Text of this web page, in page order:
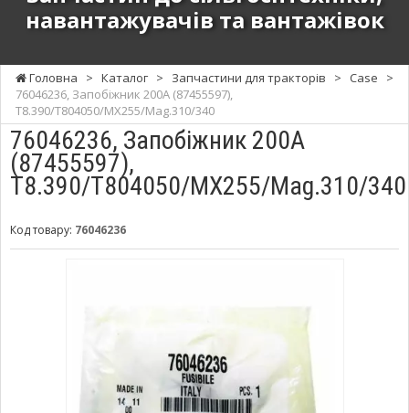
до
сільгосптехніки,
навантажувачів
та
вантажівок
навантажувачів та вантажівок
Головна > Каталог > Запчастини для тракторів > Case
>
76046236, Запобіжник 200A (87455597),
T8.390/T804050/MX255/Mag.310/340
76046236, Запобіжник 200A
(87455597),
T8.390/T804050/MX255/Mag.310/340
Код товару: 76046236